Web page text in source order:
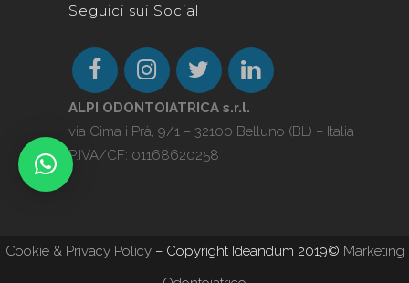
Seguici sui Social
ALPI ODONTOIATRICA s.r.l.
via Cima i Prà, 9/1 – 32100 Belluno (BL) – Italia
P.IVA/CF: 01168620258
Cookie & Privacy Policy– Copyright Ideandum 2019© Marketing